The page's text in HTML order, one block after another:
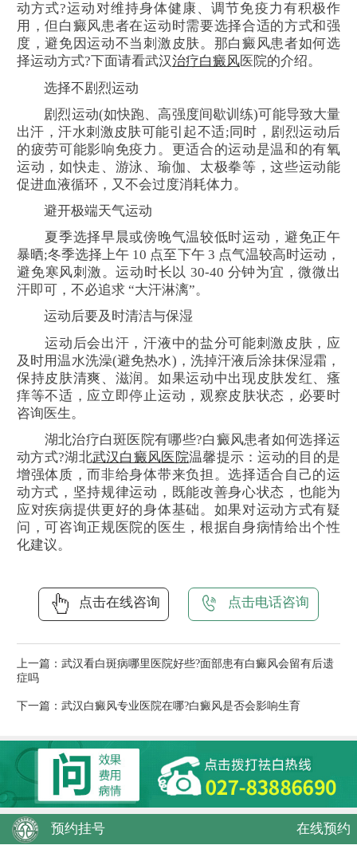
动方式?运动对维持身体健康、调节免疫力有积极作
用，但白癜风患者在运动时需要选择合适的方式和强
度，避免因运动不当刺激皮肤。那白癜风患者如何选
择运动方式?下面请看武汉治疗白癜风医院的介绍。
选择不剧烈运动
剧烈运动(如快跑、高强度间歇训练)可能导致大量
出汗，汗水刺激皮肤可能引起不适;同时，剧烈运动后
的疲劳可能影响免疫力。更适合的运动是温和的有氧
运动，如快走、游泳、瑜伽、太极拳等，这些运动能
促进血液循环，又不会过度消耗体力。
避开极端天气运动
夏季选择早晨或傍晚气温较低时运动，避免正午
暴晒;冬季选择上午 10 点至下午 3 点气温较高时运动，
避免寒风刺激。运动时长以 30-40 分钟为宜，微微出
汗即可，不必追求 “大汗淋漓”。
运动后要及时清洁与保湿
运动后会出汗，汗液中的盐分可能刺激皮肤，应
及时用温水洗澡(避免热水)，洗掉汗液后涂抹保湿霜，
保持皮肤清爽、滋润。如果运动中出现皮肤发红、瘙
痒等不适，应立即停止运动，观察皮肤状态，必要时
咨询医生。
湖北治疗白斑医院有哪些?白癜风患者如何选择运
动方式?湖北武汉白癜风医院温馨提示：运动的目的是
增强体质，而非给身体带来负担。选择适合自己的运
动方式，坚持规律运动，既能改善身心状态，也能为
应对疾病提供更好的身体基础。如果对运动方式有疑
问，可咨询正规医院的医生，根据自身病情给出个性
化建议。
点击在线咨询 点击电话咨询
上一篇： 武汉看白斑病哪里医院好些?面部患有白癜风会留有后遗
症吗
下一篇： 武汉白癜风专业医院在哪?白癜风是否会影响生育
预约挂号 在线预约